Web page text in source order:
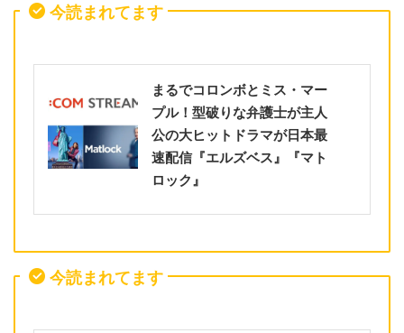
今読まれてます
まるでコロンボとミス・マー
プル！型破りな弁護士が主人
公の大ヒットドラマが日本最
速配信『エルズベス』『マト
ロック』
今読まれてます